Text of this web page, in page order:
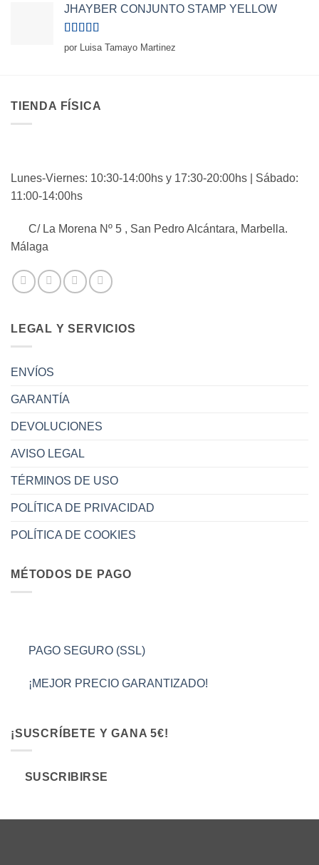
JHAYBER CONJUNTO STAMP YELLOW
Valorado
con
por Luisa Tamayo Martinez
TIENDA FÍSICA
Lunes-Viernes: 10:30-14:00hs y 17:30-20:00hs | Sábado:
11:00-14:00hs
C/ La Morena Nº 5 , San Pedro Alcántara, Marbella.
Málaga
LEGAL Y SERVICIOS
ENVÍOS
GARANTÍA
DEVOLUCIONES
AVISO LEGAL
TÉRMINOS DE USO
POLÍTICA DE PRIVACIDAD
POLÍTICA DE COOKIES
MÉTODOS DE PAGO
PAGO SEGURO (SSL)
¡MEJOR PRECIO GARANTIZADO!
¡SUSCRÍBETE Y GANA 5€!
SUSCRIBIRSE